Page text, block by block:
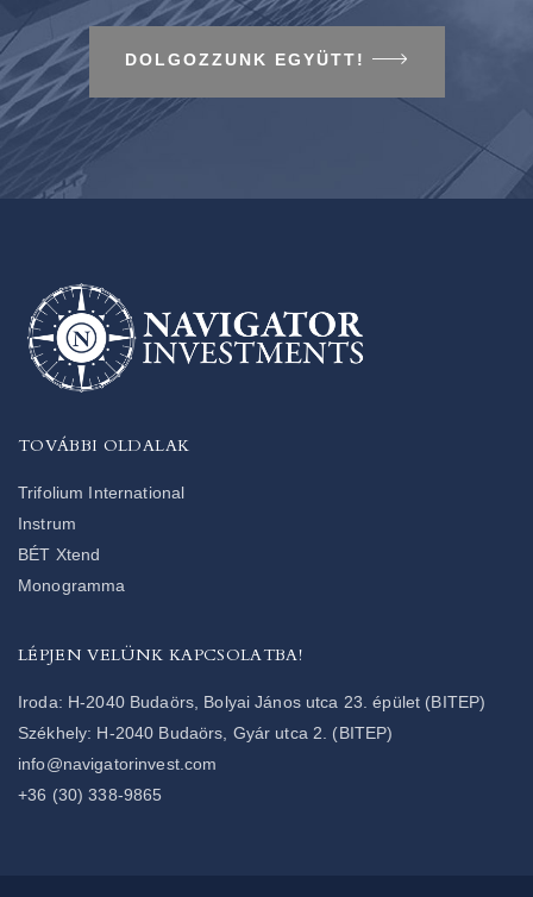
DOLGOZZUNK EGYÜTT!
TOVÁBBI OLDALAK
Trifolium International
Instrum
BÉT Xtend
Monogramma
LÉPJEN VELÜNK KAPCSOLATBA!
Iroda: H-2040 Budaörs, Bolyai János utca 23. épület (BITEP)
Székhely: H-2040 Budaörs, Gyár utca 2. (BITEP)
info@navigatorinvest.com
+36 (30) 338-9865